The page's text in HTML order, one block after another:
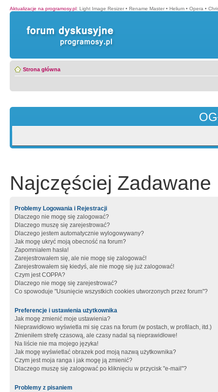
Aktualizacje na programosy.pl: Light Image Resizer • Rename Master • Helium • Opera •
Strona główna
Najczęściej Zadawane
Problemy Logowania i Rejestracji
Dlaczego nie mogę się zalogować?
Dlaczego muszę się zarejestrować?
Dlaczego jestem automatycznie wylogowywany?
Jak mogę ukryć moją obecność na forum?
Zapomniałem hasła!
Zarejestrowałem się, ale nie mogę się zalogować!
Zarejestrowałem się kiedyś, ale nie mogę się już zalogować!
Czym jest COPPA?
Dlaczego nie mogę się zarejestrować?
Co spowoduje "Usunięcie wszystkich cookies utworzonych przez forum"?
Preferencje i ustawienia użytkownika
Jak mogę zmienić moje ustawienia?
Nieprawidłowo wyświetla mi się czas na forum (w postach, w profilach, itd.)
Zmieniłem strefę czasową, ale czasy nadal są nieprawidłowe!
Na liście nie ma mojego języka!
Jak mogę wyświetlać obrazek pod moją nazwą użytkownika?
Czym jest moja ranga i jak mogę ją zmienić?
Dlaczego muszę się zalogować po kliknięciu w przycisk "e-mail"?
Problemy z pisaniem